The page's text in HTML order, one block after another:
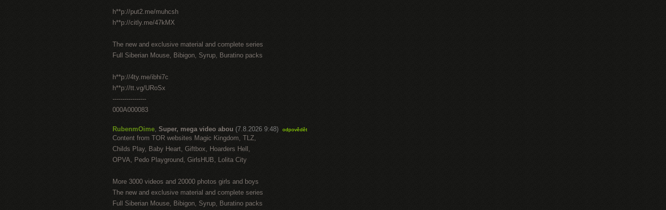
h**p://put2.me/muhcsh
h**p://citly.me/47kMX
The new and exclusive material and complete series
Full Siberian Mouse, Bibigon, Syrup, Buratino packs
h**p://4ty.me/ibhi7c
h**p://tt.vg/URoSx
-----------------
000A000083
RubenmOime, Super, mega video abou (7.8.2026 9:48) odpovědět
Content from TOR websites Magic Kingdom, TLZ,
Childs Play, Baby Heart, Giftbox, Hoarders Hell,
OPVA, Pedo Playground, GirlsHUB, Lolita City
More 3000 videos and 20000 photos girls and boys
The new and exclusive material and complete series
Full Siberian Mouse, Bibigon, Syrup, Buratino packs